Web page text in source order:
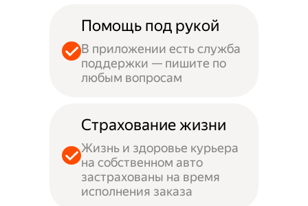
Помощь под рукой
В приложении есть служба
поддержки — пишите по
любым вопросам
Страхование жизни
Жизнь и здоровье курьера
на собственном авто
застрахованы на время
исполнения заказа